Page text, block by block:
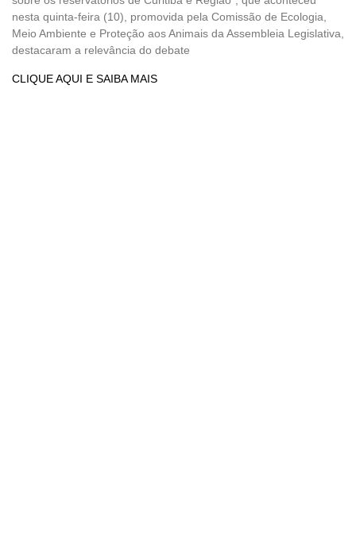
nesta quinta-feira (10), promovida pela Comissão de Ecologia,
Meio Ambiente e Proteção aos Animais da Assembleia Legislativa,
destacaram a relevância do debate
CLIQUE AQUI E SAIBA MAIS